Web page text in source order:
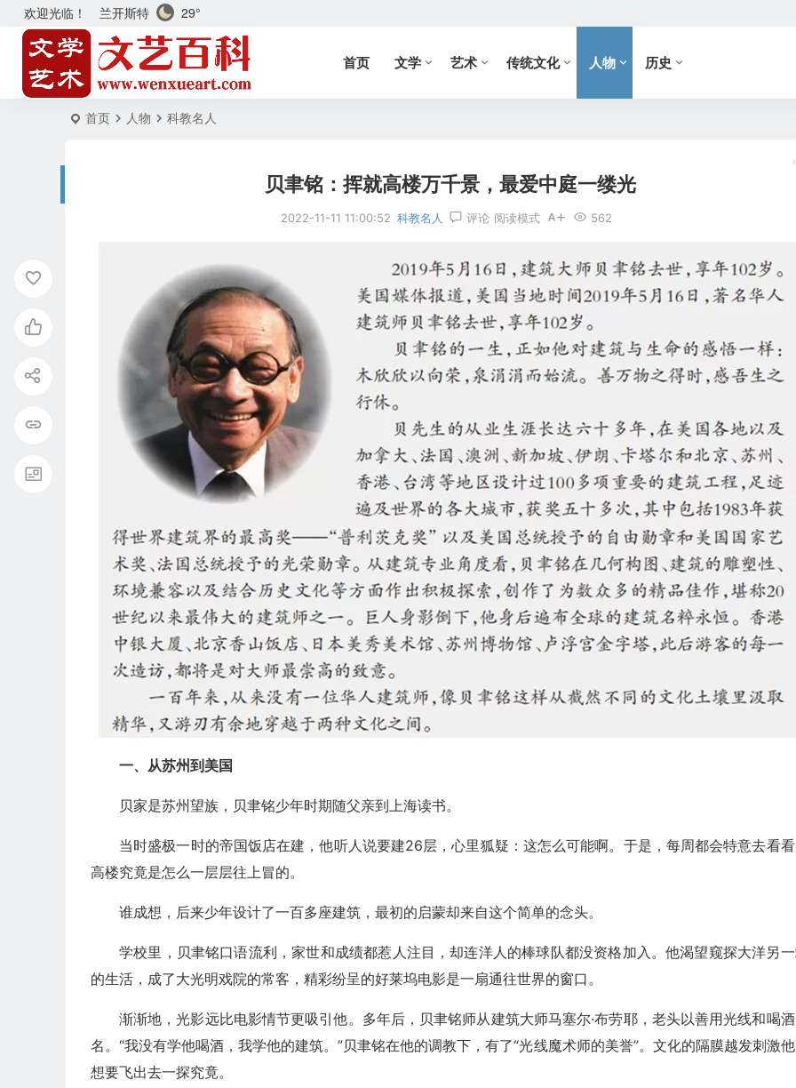
欢迎光临！ 兰开斯特 29°
首页 文学 艺术 传统文化 人物 历史
首页 人物 科教名人
贝聿铭：挥就高楼万千景，最爱中庭一缕光
2022-11-11 11:00:52 科教名人 评论 562
阅读模式
一、从苏州到美国
贝家是苏州望族，贝聿铭少年时期随父亲到上海读书。
当时盛极一时的帝国饭店在建，他听人说要建26层，心里狐疑：这怎么可能啊。于是，每周都会特意去看看
高楼究竟是怎么一层层往上冒的。
谁成想，后来少年设计了一百多座建筑，最初的启蒙却来自这个简单的念头。
学校里，贝聿铭口语流利，家世和成绩都惹人注目，却连洋人的棒球队都没资格加入。他渴望窥探大洋另
的生活，成了大光明戏院的常客，精彩纷呈的好莱坞电影是一扇通往世界的窗口。
渐渐地，光影远比电影情节更吸引他。多年后，贝聿铭师从建筑大师马塞尔·布劳耶，老头以善用光线和喝
名。“我没有学他喝酒，我学他的建筑。”贝聿铭在他的调教下，有了“光线魔术师的美誉”。文化的隔膜越发刺激他
想要飞出去一探究竟。